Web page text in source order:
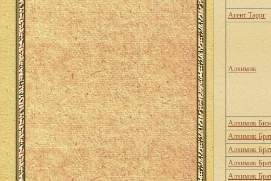
Агент Таррг
Алхимик
Алхимик
Алхимик
Алхимик
Алхимик
Алхимик